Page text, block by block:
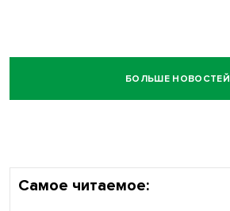
БОЛЬШЕ НОВОСТЕЙ
Самое читаемое: